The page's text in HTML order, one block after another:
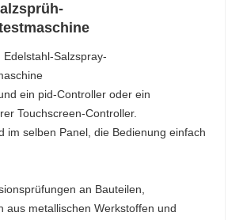
Edelstahl-Salzspray-
ein pid-Controller oder ein
Touchscreen-Controller.
im selben Panel, die Bedienung einfach
an Bauteilen,
aus metallischen Werkstoffen und